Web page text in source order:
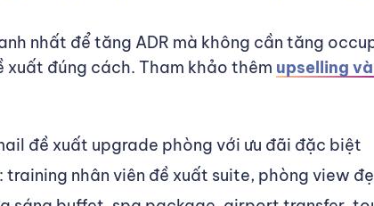
nhất để tăng ADR mà không cần tăng
xuất đúng cách. Tham khảo thêm upselling
đề xuất upgrade phòng với ưu đãi đặc biệt
training nhân viên đề xuất suite, phòng view